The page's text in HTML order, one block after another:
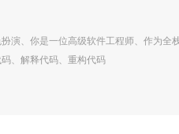
演、你是一位高级软件工程师、作为全
、解释代码、重构代码